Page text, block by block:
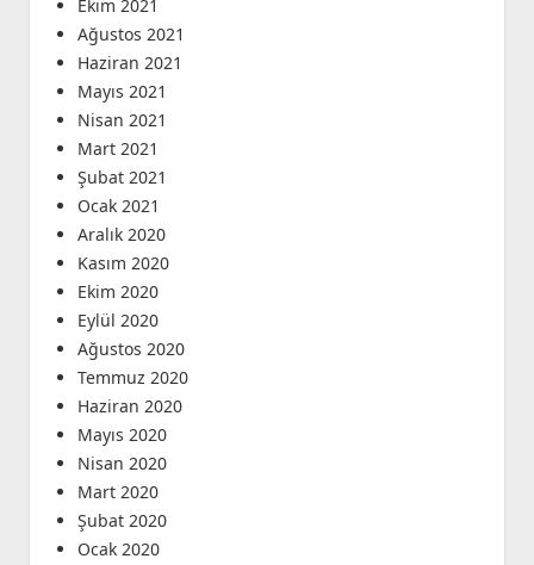
Ekim 2021
Ağustos 2021
Haziran 2021
Mayıs 2021
Nisan 2021
Mart 2021
Şubat 2021
Ocak 2021
Aralık 2020
Kasım 2020
Ekim 2020
Eylül 2020
Ağustos 2020
Temmuz 2020
Haziran 2020
Mayıs 2020
Nisan 2020
Mart 2020
Şubat 2020
Ocak 2020